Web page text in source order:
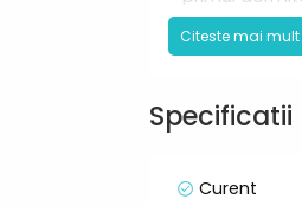
- al doilea
- o bucatarie
- o terasa
-80mp
Citeste mai mult
Specificatii
Curent